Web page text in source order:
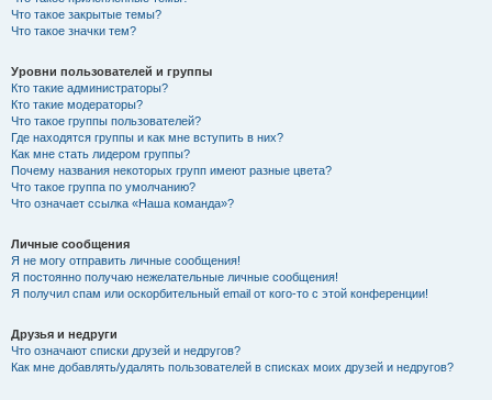
Что такое закрытые темы?
Что такое значки тем?
Уровни пользователей и группы
Кто такие администраторы?
Кто такие модераторы?
Что такое группы пользователей?
Где находятся группы и как мне вступить в них?
Как мне стать лидером группы?
Почему названия некоторых групп имеют разные цвета?
Что такое группа по умолчанию?
Что означает ссылка «Наша команда»?
Личные сообщения
Я не могу отправить личные сообщения!
Я постоянно получаю нежелательные личные сообщения!
Я получил спам или оскорбительный email от кого-то с этой конференции!
Друзья и недруги
Что означают списки друзей и недругов?
Как мне добавлять/удалять пользователей в списках моих друзей и недругов?